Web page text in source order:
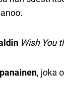
Wish You
, joka